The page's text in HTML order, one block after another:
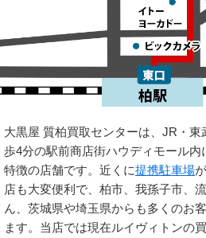
大黒屋 質柏買取センターは、JR・
歩4分の駅前商店街ハウディモール内
特徴の店舗です。近くに提携駐車場
店も大変便利で、柏市、我孫子市、
ん、茨城県や埼玉県からも多くのお
ます。当店では現在ルイヴィトンの